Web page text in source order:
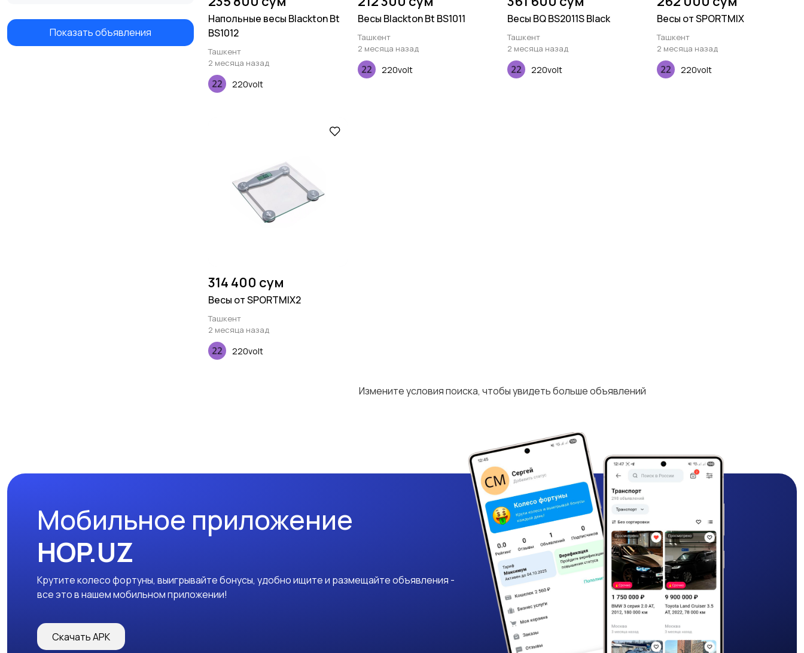
Показать объявления
Напольные весы Blackton Bt
BS1012
Ташкент
2 месяца назад
220volt
Весы Blackton Bt BS1011
Ташкент
2 месяца назад
220volt
Весы BQ BS2011S Black
Ташкент
2 месяца назад
220volt
Весы от SPORTMIX
Ташкент
2 месяца назад
220volt
314 400 сум
Весы от SPORTMIX2
Ташкент
2 месяца назад
220volt
Измените условия поиска, чтобы увидеть больше объявлений
Мобильное приложение
HOP.UZ
Крутите колесо фортуны, выигрывайте бонусы, удобно ищите и размещайте объявления -
все это в нашем мобильном приложении!
Скачать APK